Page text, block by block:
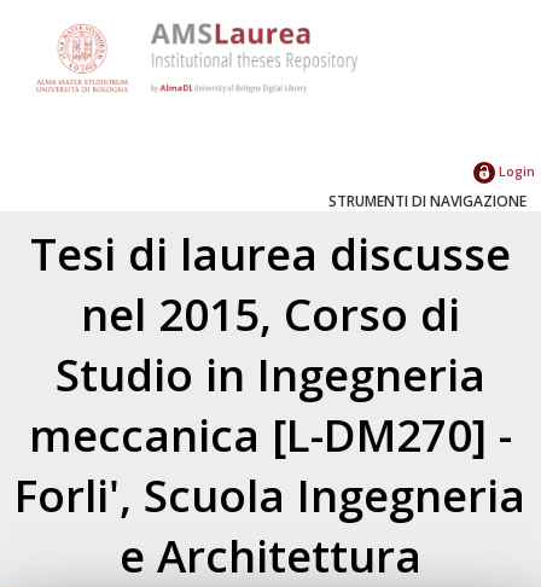
Login
STRUMENTI DI NAVIGAZIONE
Tesi di laurea discusse
nel 2015, Corso di
Studio in Ingegneria
meccanica [L-DM270] -
Forli', Scuola Ingegneria
e Architettura